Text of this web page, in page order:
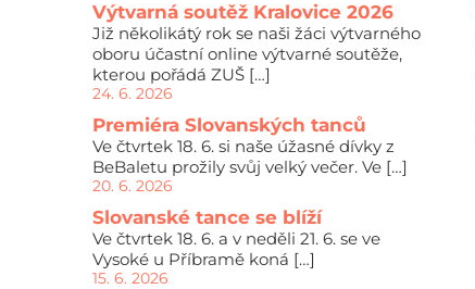
Výtvarná soutěž Kralovice 2026
Již několikátý rok se naši žáci výtvarného
oboru účastní online výtvarné soutěže,
kterou pořádá ZUŠ […]
24. 6. 2026
Premiéra Slovanských tanců
Ve čtvrtek 18. 6. si naše úžasné dívky z
BeBaletu prožily svůj velký večer. Ve […]
20. 6. 2026
Slovanské tance se blíží
Ve čtvrtek 18. 6. a v neděli 21. 6. se ve
Vysoké u Příbramě koná […]
15. 6. 2026